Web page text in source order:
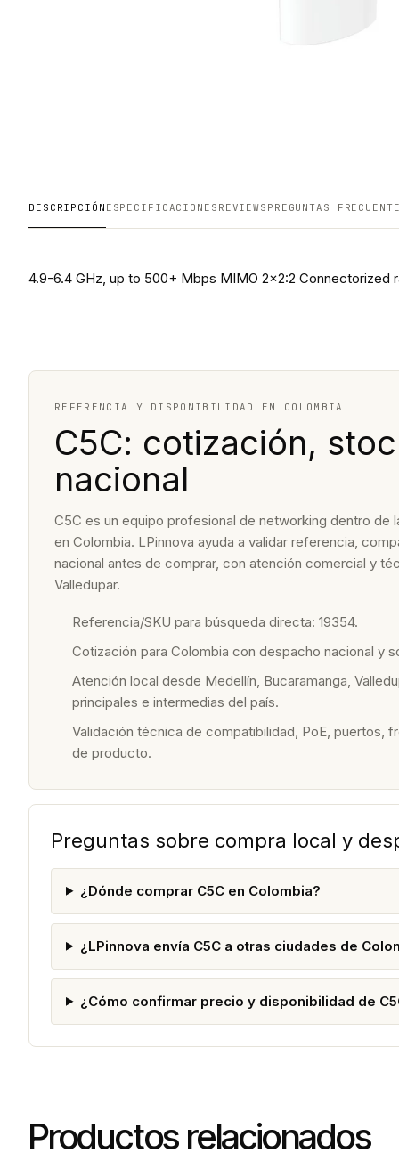
DESCRIPCIÓN ESPECIFICACIONES REVIEWS PREGUNTAS
4.9-6.4 GHz, up to 500+ Mbps MIMO 2x2:2 Connectorized
REFERENCIA Y DISPONIBILIDAD EN COLOMBIA
C5C: cotización,
nacional
C5C es un equipo profesional de networking dentro de
en Colombia. LPinnova ayuda a validar referencia,
nacional antes de comprar, con atención comercial y
Valledupar.
Referencia/SKU para búsqueda directa: 19354.
Cotización para Colombia con despacho nacional y
Atención local desde Medellín, Bucaramanga,
principales e intermedias del país.
Validación técnica de compatibilidad, PoE, puertos,
de producto.
Preguntas sobre compra local y
¿Dónde comprar C5C en Colombia?
¿LPinnova envía C5C a otras ciudades de
¿Cómo confirmar precio y disponibilidad de
Productos relacionados